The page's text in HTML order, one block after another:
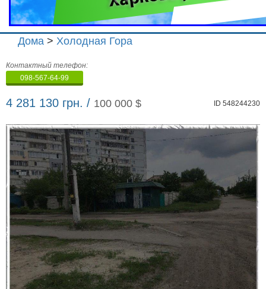
Дома > Холодная Гора
Агенство
недвижимости
"Аверс"
Контактный телефон:
098-567-64-99
4 281 130 грн. / 100 000 $ ID 548244230